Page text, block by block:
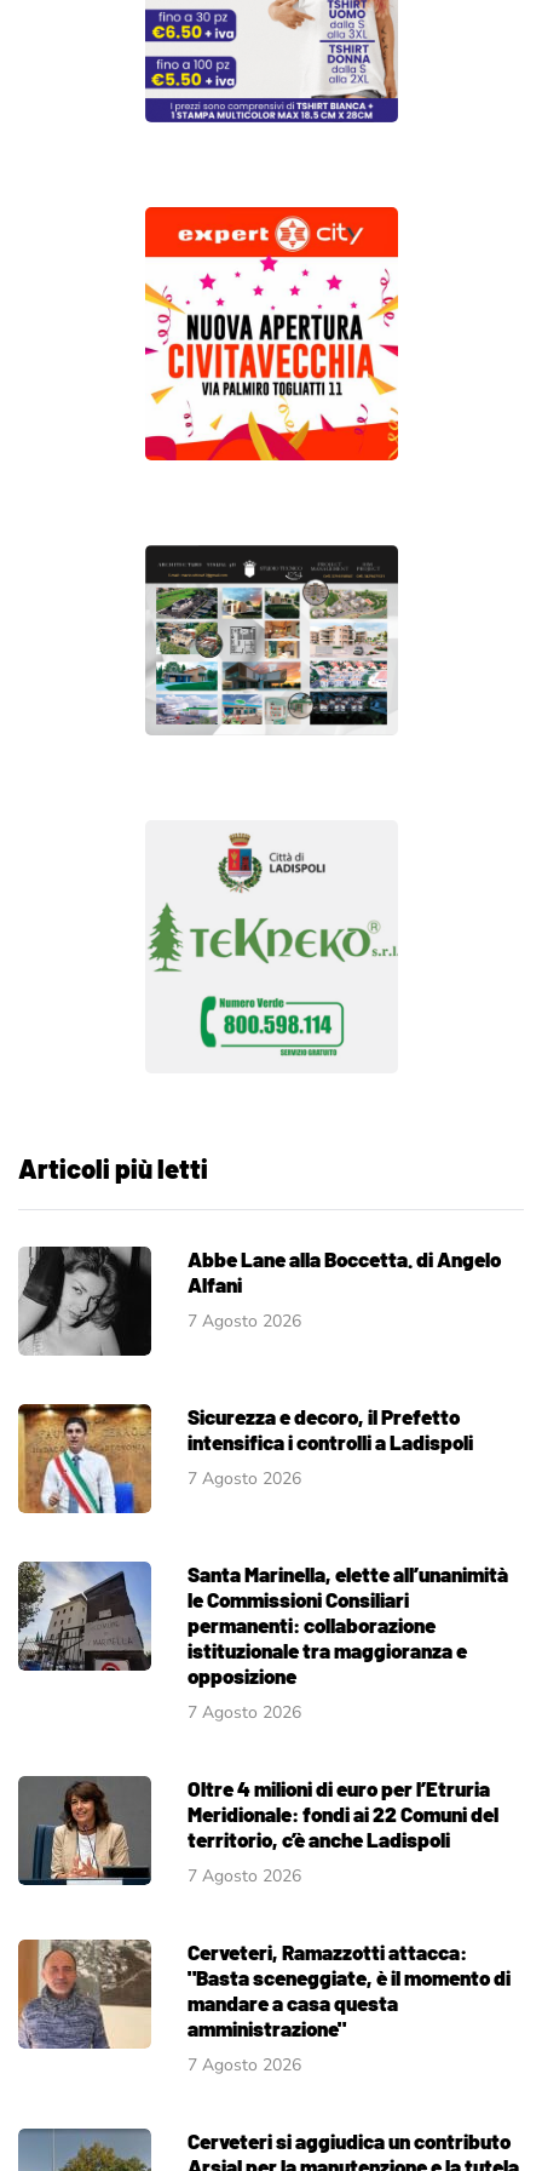
Articoli più letti
Abbe Lane alla Boccetta. di Angelo
Alfani
7 Agosto 2026
Sicurezza e decoro, il Prefetto
intensifica i controlli a Ladispoli
7 Agosto 2026
Santa Marinella, elette all’unanimità
le Commissioni Consiliari
permanenti: collaborazione
istituzionale tra maggioranza e
opposizione
7 Agosto 2026
Oltre 4 milioni di euro per l’Etruria
Meridionale: fondi ai 22 Comuni del
territorio, c’è anche Ladispoli
7 Agosto 2026
Cerveteri, Ramazzotti attacca:
"Basta sceneggiate, è il momento di
mandare a casa questa
amministrazione"
7 Agosto 2026
Cerveteri si aggiudica un contributo